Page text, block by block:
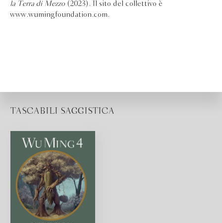
la Terra di Mezzo (2023). Il sito del collettivo è
www.wumingfoundation.com.
TASCABILI SAGGISTICA